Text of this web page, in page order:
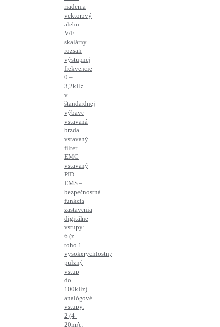
riadenia
vektorový
alebo
V/F
skalárny
rozsah
výstupnej
frekvencie
0 –
3,2kHz
v
štandardnej
výbave
vstavaná
brzda
vstavaný
filter
EMC
vstavaný
PID
EMS –
bezpečnostná
funkcia
zastavenia
digitálne
vstupy:
6 (z
toho 1
vysokorýchlostný
pulzný
vstup
do
100kHz)
analógové
vstupy:
2 (4-
20mA ;